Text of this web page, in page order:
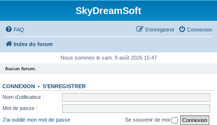
SkyDreamSoft
FAQ Connexion
S’enregistrer
Index du forum
Nous sommes le sam. 8 août 2026 15:47
Aucun forum.
CONNEXION • S’ENREGISTRER
Nom d’utilisateur :
Mot de passe :
J’ai oublié mon mot de passe
Se souvenir de moi